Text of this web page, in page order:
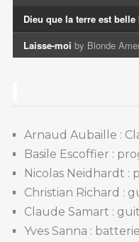
Dieu que la terre est belle
Laisse-moi by Blonde
Arnaud Aubaille :
Basile Escoffier :
Nicolas Neidhardt :
Christian Richard :
Claude Samart :
Yves Sanna : batterie